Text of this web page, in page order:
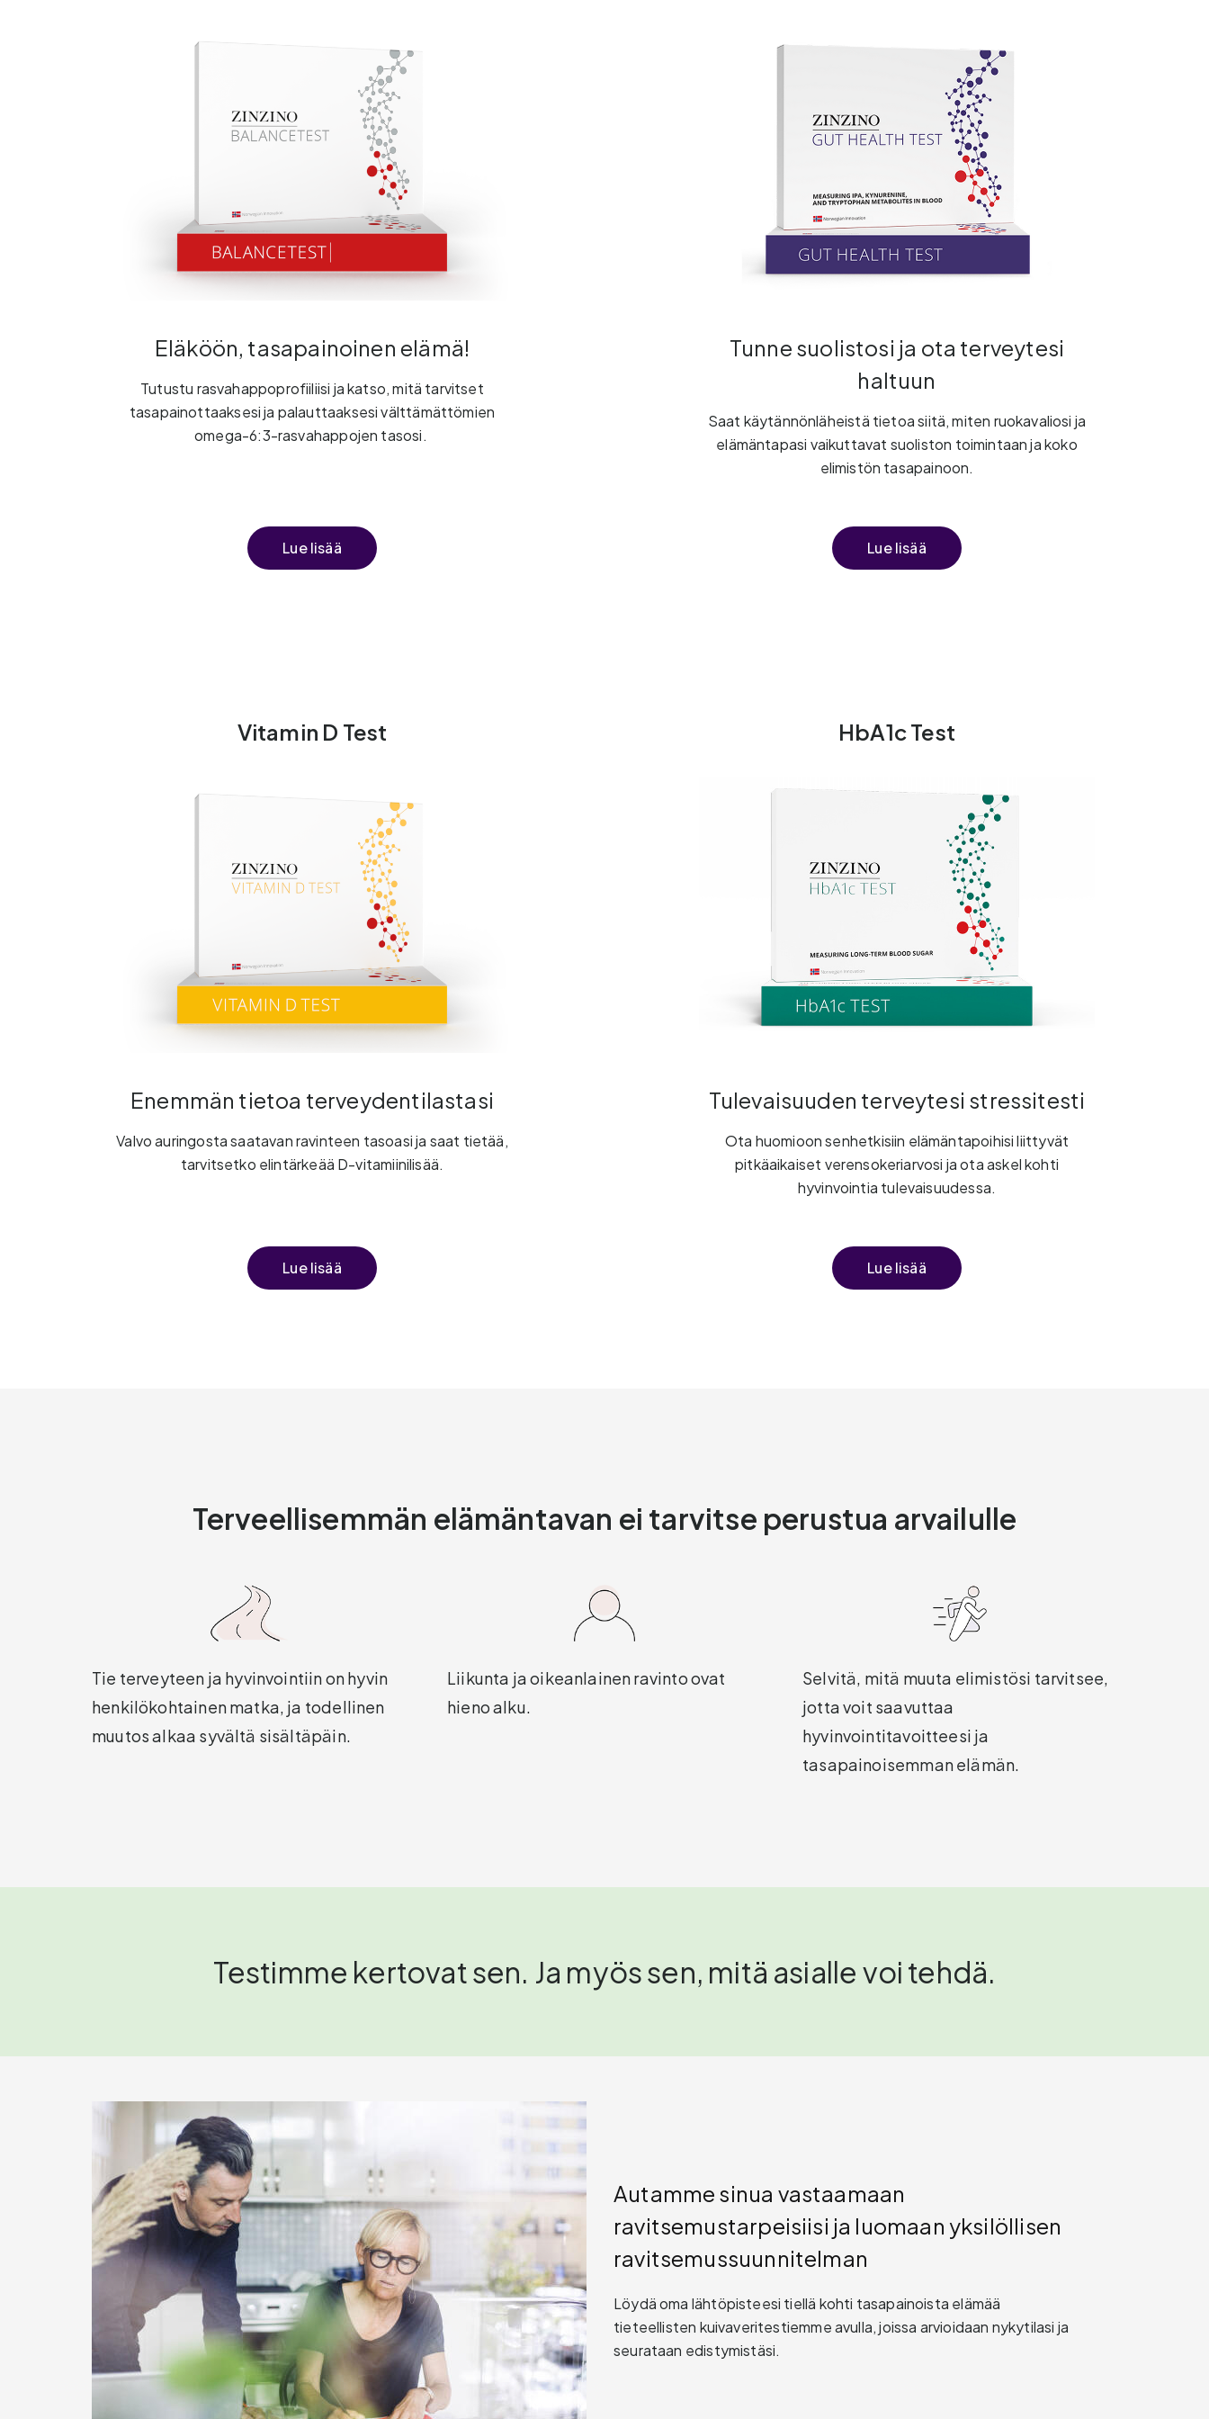
Eläköön, tasapainoinen elämä!
Tutustu rasvahappoprofiiliisi ja katso, mitä tarvitset
tasapainottaaksesi ja palauttaaksesi välttämättömien
omega-6:3-rasvahappojen tasosi.
Lue lisää
Tunne suolistosi ja ota terveytesi
haltuun
Saat käytännönläheistä tietoa siitä, miten ruokavaliosi ja
elämäntapasi vaikuttavat suoliston toimintaan ja koko
elimistön tasapainoon.
Lue lisää
Vitamin D Test
Enemmän tietoa terveydentilastasi
Valvo auringosta saatavan ravinteen tasoasi ja saat tietää,
tarvitsetko elintärkeää D-vitamiinilisää.
Lue lisää
HbA1c Test
Tulevaisuuden terveytesi stressitesti
Ota huomioon senhetkisiin elämäntapoihisi liittyvät
pitkäaikaiset verensokeriarvosi ja ota askel kohti
hyvinvointia tulevaisuudessa.
Lue lisää
Terveellisemmän elämäntavan ei tarvitse perustua arvailulle
Tie terveyteen ja hyvinvointiin on hyvin
henkilökohtainen matka, ja todellinen
muutos alkaa syvältä sisältäpäin.
Liikunta ja oikeanlainen ravinto ovat
hieno alku.
Selvitä, mitä muuta elimistösi tarvitsee,
jotta voit saavuttaa
hyvinvointitavoitteesi ja
tasapainoisemman elämän.
Testimme kertovat sen. Ja myös sen, mitä asialle voi tehdä.
Autamme sinua vastaamaan
ravitsemustarpeisiisi ja luomaan yksilöllisen
ravitsemussuunnitelman
Löydä oma lähtöpisteesi tiellä kohti tasapainoista elämää
tieteellisten kuivaveritestiemme avulla, joissa arvioidaan nykytilasi ja
seurataan edistymistäsi.